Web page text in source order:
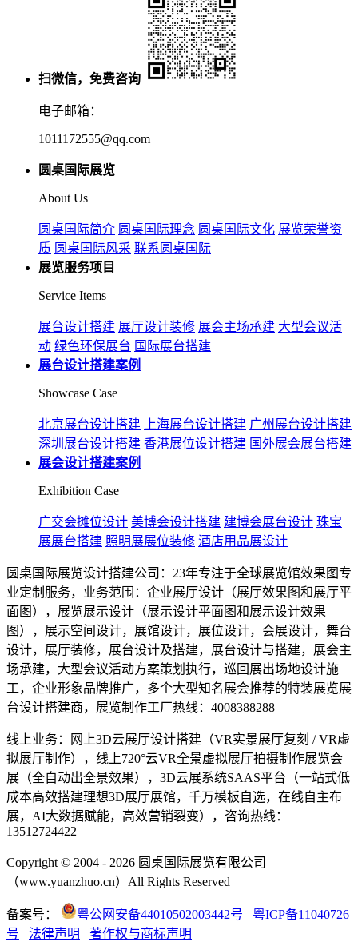
扫微信，免费咨询
电子邮箱：
1011172555@qq.com
圆桌国际展览
About Us
圆桌国际简介 圆桌国际理念 圆桌国际文化 展览荣誉资
质 圆桌国际风采 联系圆桌国际
展览服务项目
Service Items
展台设计搭建 展厅设计装修 展会主场承建 大型会议活
动 绿色环保展台 国际展台搭建
展台设计搭建案例
Showcase Case
北京展台设计搭建 上海展台设计搭建 广州展台设计搭建
深圳展台设计搭建 香港展位设计搭建 国外展会展台搭建
展会设计搭建案例
Exhibition Case
广交会摊位设计 美博会设计搭建 建博会展台设计 珠宝
展展台搭建 照明展展位装修 酒店用品展设计
圆桌国际展览设计搭建公司：23年专注于全球展览馆效果图专
业定制服务，业务范围：企业展厅设计（展厅效果图和展厅平
面图），展览展示设计（展示设计平面图和展示设计效果
图），展示空间设计，展馆设计，展位设计，会展设计，舞台
设计，展厅装修，展台设计及搭建，展台设计与搭建，展会主
场承建，大型会议活动方案策划执行，巡回展出场地设计施
工，企业形象品牌推广，多个大型知名展会推荐的特装展览展
台设计搭建商，展览制作工厂热线：4008388288
线上业务：网上3D云展厅设计搭建（VR实景展厅复刻 / VR虚
拟展厅制作），线上720°云VR全景虚拟展厅拍摄制作展览会
展（全自动出全景效果），3D云展系统SAAS平台（一站式低
成本高效搭建理想3D展厅展馆，千万模板自选，在线自主布
展，AI大数据赋能，高效营销裂变），咨询热线：
13512724422
Copyright © 2004 - 2026 圆桌国际展览有限公司
（www.yuanzhuo.cn）All Rights Reserved
备案号： 粤公网安备44010502003442号
粤ICP备11040726
号
法律声明 著作权与商标声明